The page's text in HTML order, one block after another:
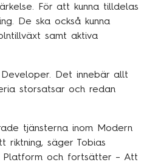
För att kunna tilldelas
De ska också kunna
samt aktiva
Det innebär allt
storsatsar och redan
tjänsterna inom Modern
säger Tobias
Platform och fortsätter – Att